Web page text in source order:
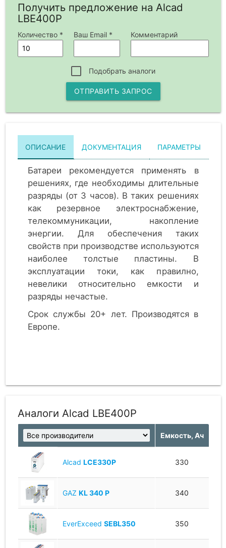
Получить предложение на Alcad
LBE400P
Количество * Ваш Email * Комментарий
Подобрать аналоги
ОТПРАВИТЬ ЗАПРОС
ОПИСАНИЕ ДОКУМЕНТАЦИЯ ПАРАМЕТРЫ
Батареи рекомендуется применять в
решениях, где необходимы длительные
разряды (от 3 часов). В таких решениях
как резервное электроснабжение,
телекоммуникации, накопление
энергии. Для обеспечения таких
свойств при производстве используются
наиболее толстые пластины. В
эксплуатации токи, как правилно,
невелики относительно емкости и
разряды нечастые.
Срок службы 20+ лет. Производятся в
Европе.
Аналоги Alcad LBE400P
Емкость, Ач
Alcad LCE330P 330
GAZ KL 340 P 340
EverExceed SEBL350 350